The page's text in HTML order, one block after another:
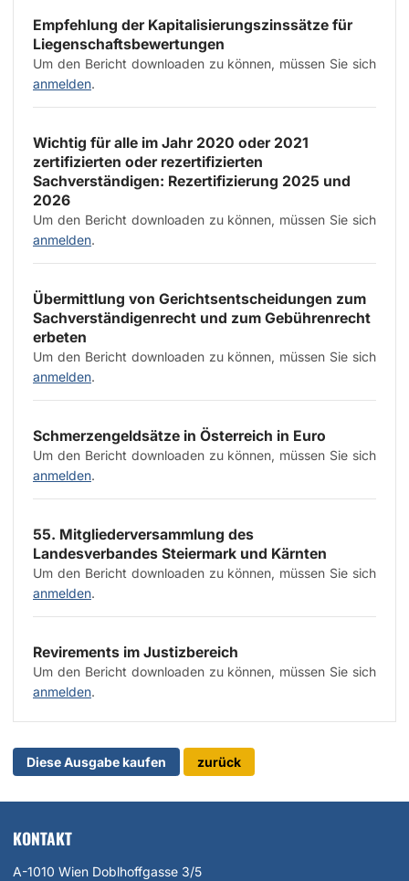
Empfehlung der Kapitalisierungszinssätze für
Liegenschaftsbewertungen
Um den Bericht downloaden zu können, müssen Sie sich
anmelden.
Wichtig für alle im Jahr 2020 oder 2021
zertifizierten oder rezertifizierten
Sachverständigen: Rezertifizierung 2025 und
2026
Um den Bericht downloaden zu können, müssen Sie sich
anmelden.
Übermittlung von Gerichtsentscheidungen zum
Sachverständigenrecht und zum Gebührenrecht
erbeten
Um den Bericht downloaden zu können, müssen Sie sich
anmelden.
Schmerzengeldsätze in Österreich in Euro
Um den Bericht downloaden zu können, müssen Sie sich
anmelden.
55. Mitgliederversammlung des
Landesverbandes Steiermark und Kärnten
Um den Bericht downloaden zu können, müssen Sie sich
anmelden.
Revirements im Justizbereich
Um den Bericht downloaden zu können, müssen Sie sich
anmelden.
Diese Ausgabe kaufen zurück
KONTAKT
A-1010 Wien Doblhoffgasse 3/5